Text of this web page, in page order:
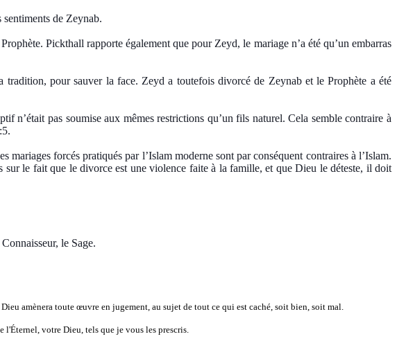
de Zeynab.
Pickthall rapporte également que pour Zeyd, le mariage n’a été qu’un embarras
pour sauver la face. Zeyd a toutefois divorcé de Zeynab et le Prophète a été
n’était pas soumise aux mêmes restrictions qu’un fils naturel. Cela semble contraire à
forcés pratiqués par l’Islam moderne sont par conséquent contraires à l’Islam.
le fait que le divorce est une violence faite à la famille, et que Dieu le déteste, il doit
le Sage.
Dieu amènera toute œuvre en jugement, au sujet de tout ce qui est caché, soit bien, soit mal.
l'Éternel, votre Dieu, tels que je vous les prescris.